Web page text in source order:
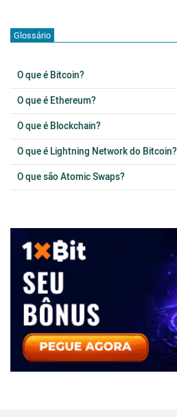
Glossário
O que é Bitcoin?
O que é Ethereum?
O que é Blockchain?
O que é Lightning Network do Bitcoin?
O que são Atomic Swaps?